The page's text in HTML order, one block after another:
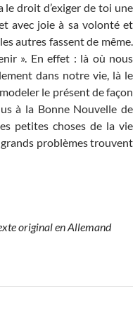
le droit d’exiger de toi une
avec joie à sa volonté et
autres fassent de même.
». En effet : là où nous
dans notre vie, là le
le présent de façon
à la Bonne Nouvelle de
petites choses de la vie
problèmes trouvent
original en Allemand